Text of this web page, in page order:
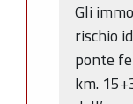
Gli
rischio
ponte
km.